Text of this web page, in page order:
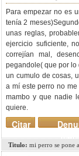
Para empezar no es
tenía 2
unas reglas,
ejercicio suficiente,
correjían mal,
pegandole( que por lo
un cumulo de cosas,
a mí este perro no
mambo y que nadie
quiere.
Citar
Titulo: mi perro se pone